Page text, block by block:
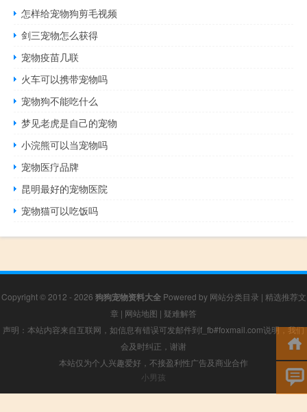
怎样给宠物狗剪毛视频
剑三宠物怎么获得
宠物疫苗几联
火车可以携带宠物吗
宠物狗不能吃什么
梦见老虎是自己的宠物
小浣熊可以当宠物吗
宠物医疗品牌
昆明最好的宠物医院
宠物猫可以吃饭吗
Copyright © 2012 - 2026 狗狗宠物资料大全Powered by 网站分类目录 | 精选推荐文
章 | 网站地图 | 疑难解答
声明：本站内容来自互联网，如信息有错误可发邮件到f_fb#foxmail.com说明，我们
会及时纠正，谢谢
本站仅为个人兴趣爱好，不接盈利性广告及商业合作
小男孩